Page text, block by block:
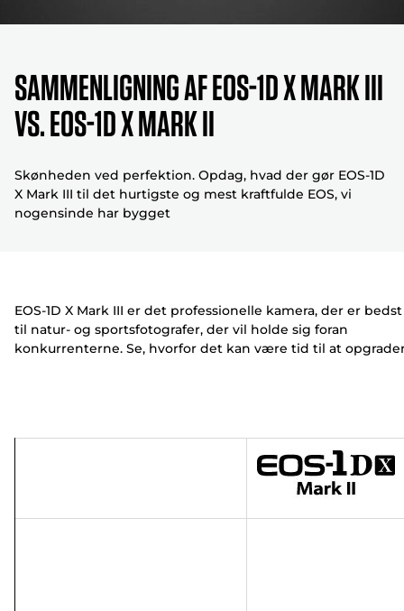
Sammenligning af EOS-1D X Mark III
vs. EOS-1D X Mark II
Skønheden ved perfektion. Opdag, hvad der gør EOS-1D
X Mark III til det hurtigste og mest kraftfulde EOS, vi
nogensinde har bygget
EOS-1D X Mark III er det professionelle kamera, der er bedst
til natur- og sportsfotografer, der vil holde sig foran
konkurrenterne. Se, hvorfor det kan være tid til at